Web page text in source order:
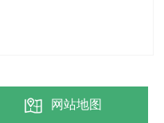
网站地图